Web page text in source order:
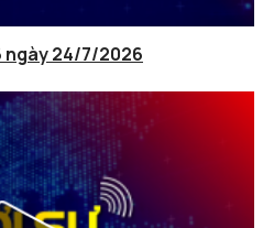
ngày 24/7/2026